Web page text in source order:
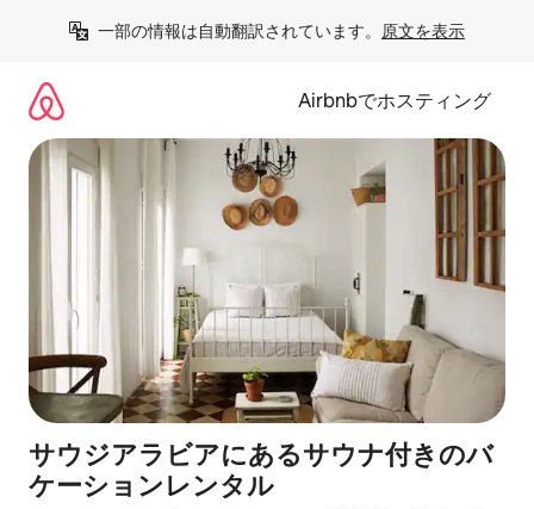
一部の情報は自動翻訳されています。 原文を表示
Airbnbでホスティング
サウジアラビアにあるサウナ付きのバ
ケーションレンタル